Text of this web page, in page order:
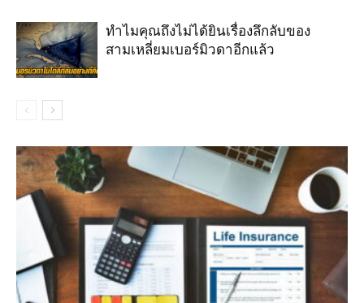
ทำไมคุณถึงไม่ได้ยินเรื่องลึกลับของ
สามเหลี่ยมเบอร์มิวดาอีกแล้ว